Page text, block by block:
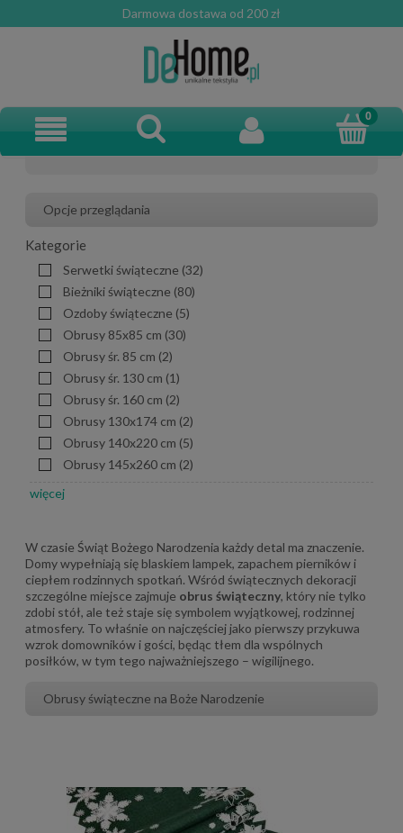
Darmowa dostawa od 200 zł
Opcje przeglądania
Kategorie
Serwetki świąteczne (32)
Bieżniki świąteczne (80)
Ozdoby świąteczne (5)
Obrusy 85x85 cm (30)
Obrusy śr. 85 cm (2)
Obrusy śr. 130 cm (1)
Obrusy śr. 160 cm (2)
Obrusy 130x174 cm (2)
Obrusy 140x220 cm (5)
Obrusy 145x260 cm (2)
więcej
W czasie Świąt Bożego Narodzenia każdy detal ma znaczenie.
Domy wypełniają się blaskiem lampek, zapachem pierników i
ciepłem rodzinnych spotkań. Wśród świątecznych dekoracji
szczególne miejsce zajmuje obrus świąteczny, który nie tylko
zdobi stół, ale też staje się symbolem wyjątkowej, rodzinnej
atmosfery. To właśnie on najczęściej jako pierwszy przykuwa
wzrok domowników i gości, będąc tłem dla wspólnych
posiłków, w tym tego najważniejszego – wigilijnego.
Obrusy świąteczne na Boże Narodzenie